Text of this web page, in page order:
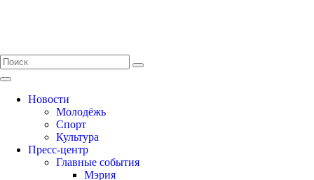
Новости
Молодёжь
Спорт
Культура
Пресс-центр
Главные события
Мэрия